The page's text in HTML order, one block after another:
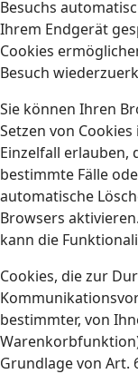
Besuchs
Ihrem Endgerät
Cookies
Besuch
Sie können Ihren
Setzen von
Einzelfall erlauben,
bestimmte Fälle
automatische
Browsers
kann die
Cookies, die zur
bestimmter, von
Grundlage von Art.